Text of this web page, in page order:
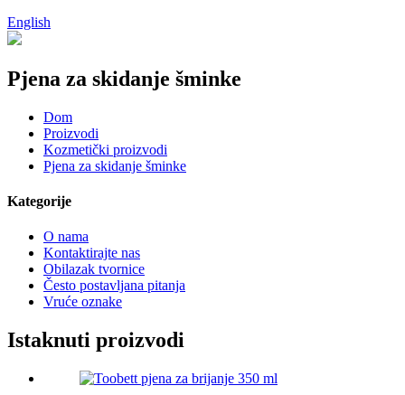
English
Pjena za skidanje šminke
Dom
Proizvodi
Kozmetički proizvodi
Pjena za skidanje šminke
Kategorije
O nama
Kontaktirajte nas
Obilazak tvornice
Često postavljana pitanja
Vruće oznake
Istaknuti proizvodi